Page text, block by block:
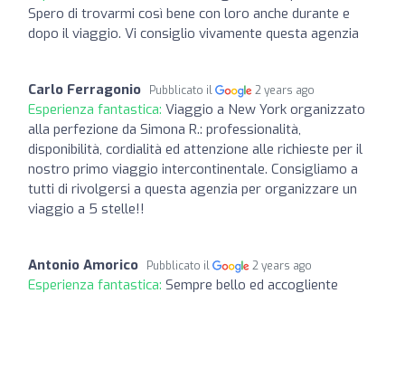
Spero di trovarmi così bene con loro anche durante e
dopo il viaggio. Vi consiglio vivamente questa agenzia
Carlo Ferragonio Pubblicato il 2 years ago
Esperienza fantastica: Viaggio a New York organizzato
alla perfezione da Simona R.: professionalità,
disponibilità, cordialità ed attenzione alle richieste per il
nostro primo viaggio intercontinentale. Consigliamo a
tutti di rivolgersi a questa agenzia per organizzare un
viaggio a 5 stelle!!
Antonio Amorico Pubblicato il 2 years ago
Esperienza fantastica: Sempre bello ed accogliente